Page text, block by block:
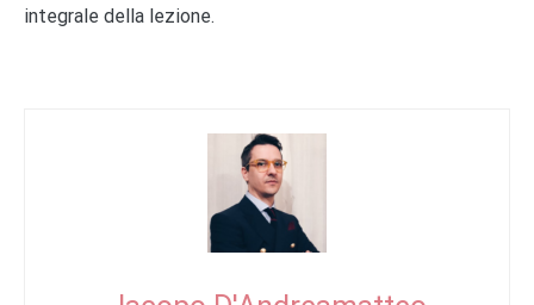
integrale della lezione.